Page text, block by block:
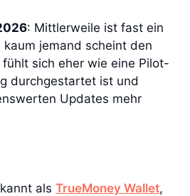
: Mittlerweile ist fast ein
jemand scheint den
sich eher wie eine Pilot-
durchgestartet ist und
Updates mehr
als TrueMoney Wallet,